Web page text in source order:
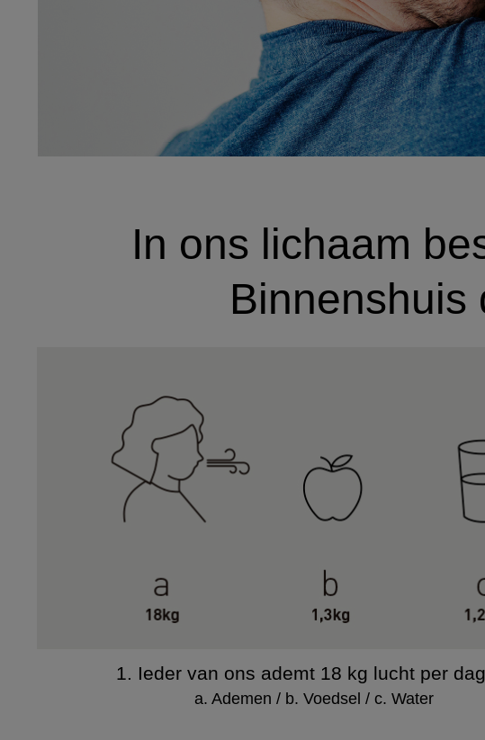
In ons lichaam
1. Ieder van ons ademt 18 kg lucht per
a. Ademen / b. Voedsel / c. Water